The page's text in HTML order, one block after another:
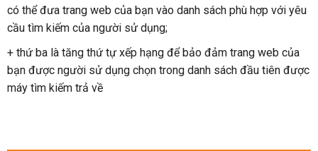
có thể đưa trang web của bạn vào danh sách phù hợp với yêu
cầu tìm kiếm của người sử dụng;
+ thứ ba là tăng thứ tự xếp hạng để bảo đảm trang web của
bạn được người sử dụng chọn trong danh sách đầu tiên được
máy tìm kiếm trả về